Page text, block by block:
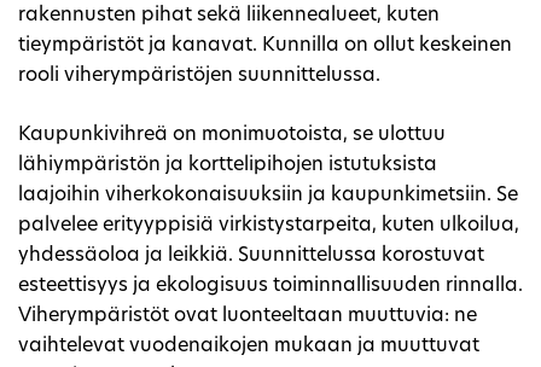
rakennusten pihat sekä liikennealueet, kuten
tieympäristöt ja kanavat. Kunnilla on ollut keskeinen
rooli viherympäristöjen suunnittelussa.
Kaupunkivihreä on monimuotoista, se ulottuu
lähiympäristön ja korttelipihojen istutuksista
laajoihin viherkokonaisuuksiin ja kaupunkimetsiin. Se
palvelee erityyppisiä virkistystarpeita, kuten ulkoilua,
yhdessäoloa ja leikkiä. Suunnittelussa korostuvat
esteettisyys ja ekologisuus toiminnallisuuden rinnalla.
Viherympäristöt ovat luonteeltaan muuttuvia: ne
vaihtelevat vuodenaikojen mukaan ja muuttuvat